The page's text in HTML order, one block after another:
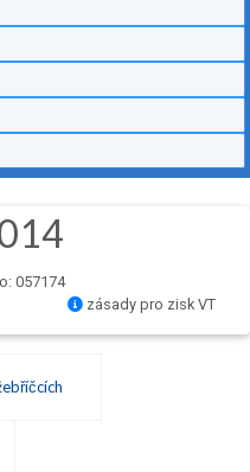
057174
zásady pro zisk VT